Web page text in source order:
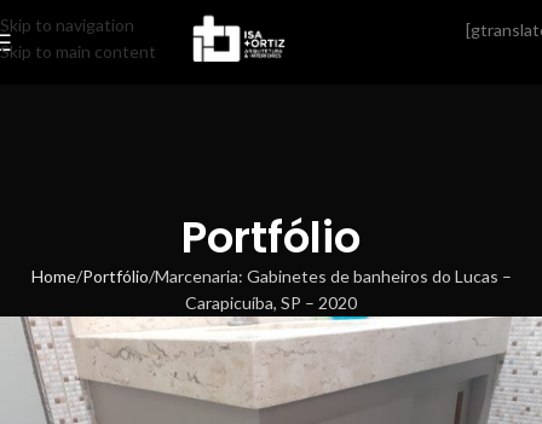
Skip to navigation
Skip to main content
Portfólio
Home Portfólio Marcenaria: Gabinetes de banheiros do Lucas –
Carapicuíba, SP – 2020